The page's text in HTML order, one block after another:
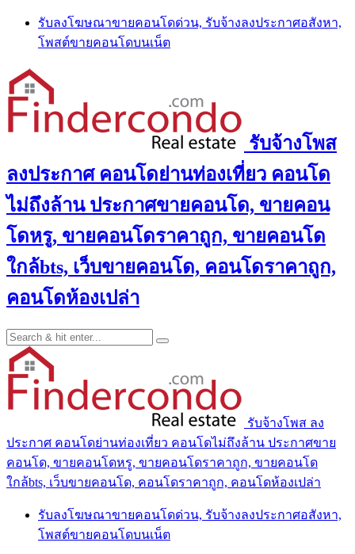
Skip
content
รับลงโฆษณาขายคอนโดด่วน, รับจ้างลงประกาศอสังหา,
โพสต์ขายคอนโดบนเน็ต
รับจ้างโพส
ลงประกาศ คอนโดย่านท่องเที่ยว คอนโด
ไม่ถึงล้าน ประกาศขายคอนโด, ขายคอน
โดหรู, ขายคอนโดราคาถูก, ขายคอนโด
ใกล้bts, เว็บขายคอนโด, คอนโดราคาถูก,
คอนโดห้องเปล่า
รับจ้างโพส ลง
ประกาศ คอนโดย่านท่องเที่ยว คอนโดไม่ถึงล้าน ประกาศขาย
คอนโด, ขายคอนโดหรู, ขายคอนโดราคาถูก, ขายคอนโด
ใกล้bts, เว็บขายคอนโด, คอนโดราคาถูก, คอนโดห้องเปล่า
รับลงโฆษณาขายคอนโดด่วน, รับจ้างลงประกาศอสังหา,
โพสต์ขายคอนโดบนเน็ต